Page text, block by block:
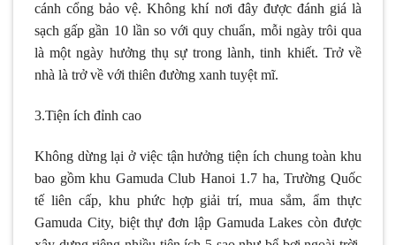
cánh cổng bảo vệ. Không khí nơi đây được đánh giá là
sạch gấp gần 10 lần so với quy chuẩn, mỗi ngày trôi qua
là một ngày hưởng thụ sự trong lành, tinh khiết. Trở về
nhà là trở về với thiên đường xanh tuyệt mĩ.
3.Tiện ích đỉnh cao
Không dừng lại ở việc tận hưởng tiện ích chung toàn khu
bao gồm khu Gamuda Club Hanoi 1.7 ha, Trường Quốc
tế liên cấp, khu phức hợp giải trí, mua sắm, ẩm thực
Gamuda City, biệt thự đơn lập Gamuda Lakes còn được